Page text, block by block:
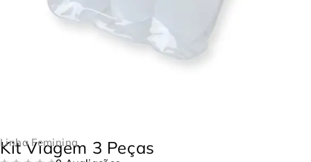
Linha Feminina
Kit Viagem 3 Peças